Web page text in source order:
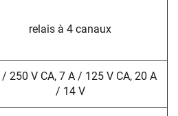
relais à 4 canaux
/ 250 V CA, 7 A / 125 V CA, 20 A
/ 14 V